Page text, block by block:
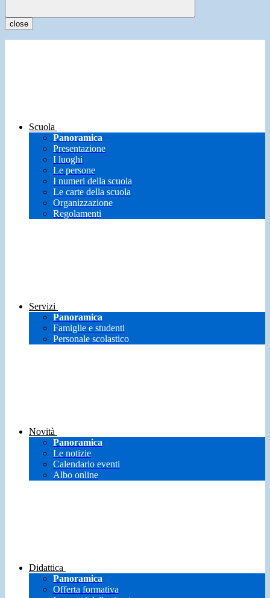
close
Scuola
Panoramica
Presentazione
I luoghi
Le persone
I numeri della scuola
Le carte della scuola
Organizzazione
Regolamenti
Servizi
Panoramica
Famiglie e studenti
Personale scolastico
Novità
Panoramica
Le notizie
Calendario eventi
Albo online
Didattica
Panoramica
Offerta formativa